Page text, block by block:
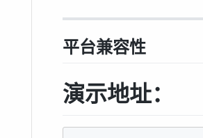
平台兼容性
演示地址：